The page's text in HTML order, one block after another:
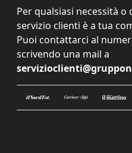
Per qualsiasi necessità
servizio clienti è a tua
Puoi contattarci al
scrivendo una mail a